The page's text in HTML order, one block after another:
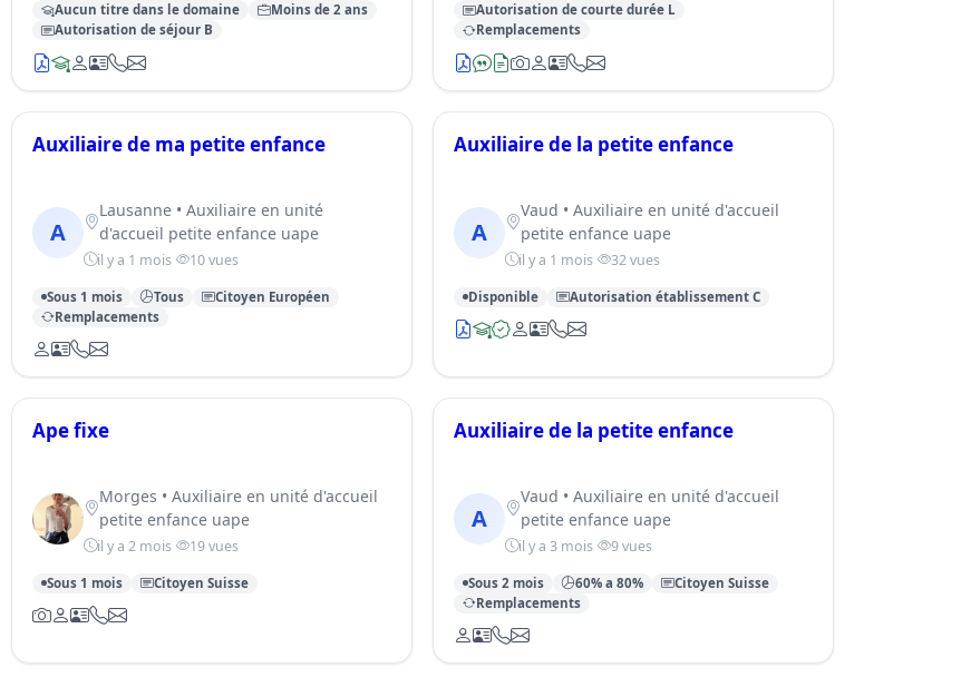
Aucun titre dans le domaine
Moins de 2 ans
Autorisation de séjour B
Autorisation de courte durée L
Remplacements
Auxiliaire de ma petite enfance
A
Lausanne • Auxiliaire en unité
d'accueil petite enfance uape
il y a 1 mois 10 vues
Sous 1 mois Tous
Citoyen Européen
Remplacements
Auxiliaire de la petite enfance
A
Vaud • Auxiliaire en unité d'accueil
petite enfance uape
il y a 1 mois 32 vues
Disponible Autorisation établissement C
Ape fixe
Morges • Auxiliaire en unité d'accueil
petite enfance uape
il y a 2 mois 19 vues
Sous 1 mois Citoyen Suisse
Auxiliaire de la petite enfance
A
Vaud • Auxiliaire en unité d'accueil
petite enfance uape
il y a 3 mois 9 vues
Sous 2 mois 60% a 80%
Citoyen Suisse
Remplacements